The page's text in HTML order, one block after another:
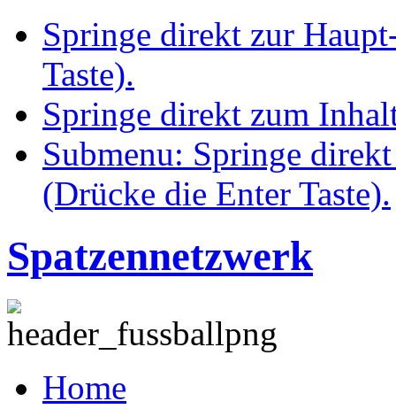
Springe direkt zur
Taste).
Springe direkt zum
Submenu: Springe
(Drücke die Enter Taste).
Spatzennetzwerk
Home